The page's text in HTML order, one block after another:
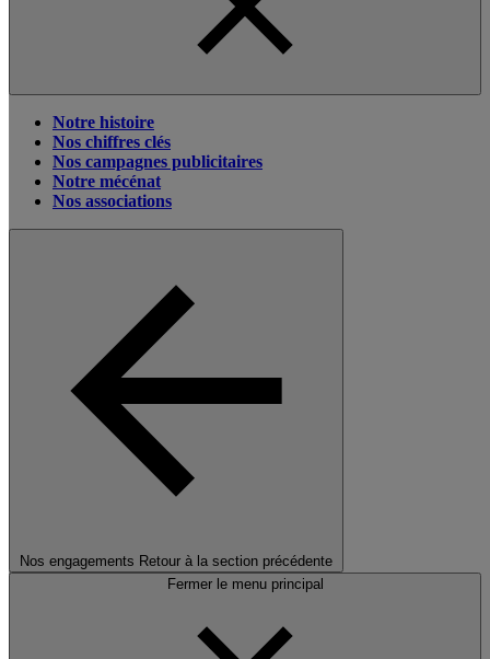
Notre histoire
Nos chiffres clés
Nos campagnes publicitaires
Notre mécénat
Nos associations
Nos engagements Retour à la section précédente
Fermer le menu principal